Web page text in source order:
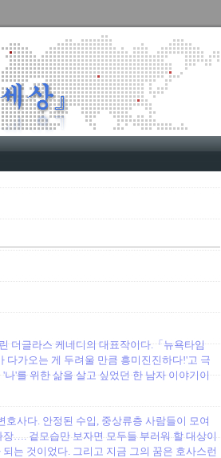
더글라스 케네디의 대표작이다.「뉴욕타임
다가오는 게 두려울 만큼 흥미진진하다!'고 극
'를 위한 삶을 살고 싶었던 한 남자 이야기이
사다. 안정된 수입, 중상류층 사람들이 모여
…. 겉모습만 보자면 모두들 부러워 할 대상이
는 것이었다. 그리고 지금 그의 꿈은 호사스런